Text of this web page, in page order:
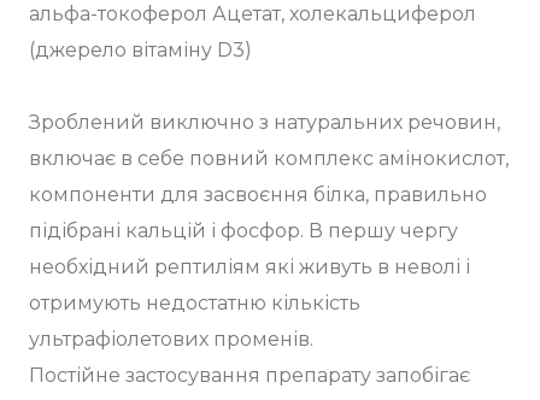
альфа-токоферол Ацетат, холекальциферол
(джерело вітаміну D3)
Зроблений виключно з натуральних речовин,
включає в себе повний комплекс амінокислот,
компоненти для засвоєння білка, правильно
підібрані кальцій і фосфор. В першу чергу
необхідний рептиліям які живуть в неволі і
отримують недостатню кількість
ультрафіолетових променів.
Постійне застосування препарату запобігає